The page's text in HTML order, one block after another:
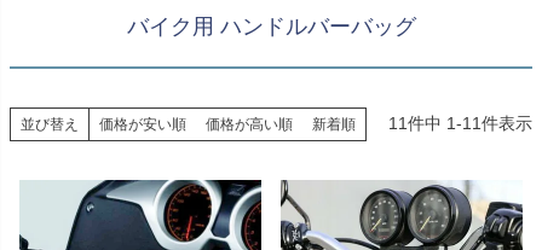
バイク用 ハンドルバーバッグ
並び替え 価格が安い順 価格が高い順 新着順 11件中 1-11件表示